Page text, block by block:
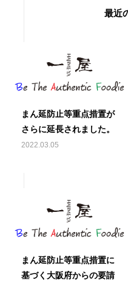
最近
まん延防止等重点措置が
さらに延長されました。
2022.03.05
まん延防止等重点措置に
基づく大阪府からの要請